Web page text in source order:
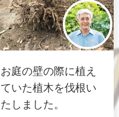
お庭の壁の際に植え
ていた植木を伐根い
たしました。